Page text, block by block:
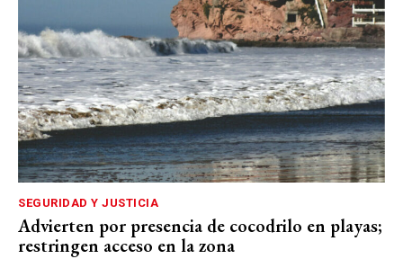
SEGURIDAD Y JUSTICIA
Advierten por presencia de cocodrilo en playas;
restringen acceso en la zona